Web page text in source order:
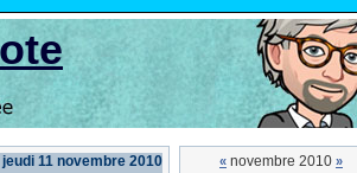
jeudi 11 novembre 2010 « novembre 2010 »